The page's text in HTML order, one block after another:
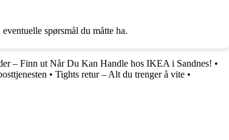
spørsmål du måtte ha.
– Finn ut Når Du Kan Handle hos IKEA i Sandnes! •
• Tights retur – Alt du trenger å vite •